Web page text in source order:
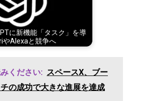
に新機能「タスク」を導
やAlexaと競争へ
ください: スペースX、ブー
の成功で大きな進展を達成